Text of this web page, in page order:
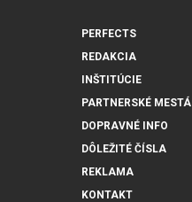
PERFECTS
REDAKCIA
INŠTITÚCIE
PARTNERSKÉ MESTÁ
DOPRAVNÉ INFO
DÔLEŽITÉ ČÍSLA
REKLAMA
KONTAKT